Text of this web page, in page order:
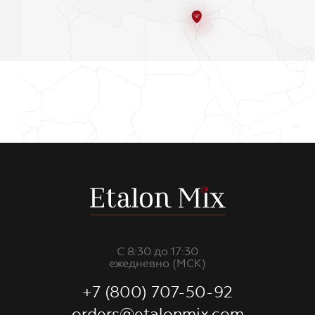
С 8:30 до 17:30
ежедневно (МСК)
+7 (800) 707-50-92